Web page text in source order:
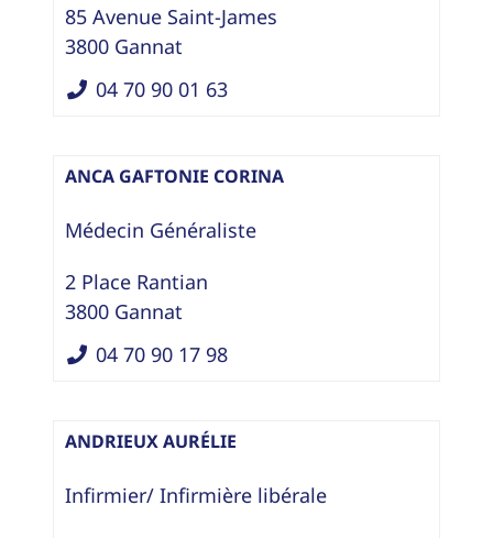
85 Avenue Saint-James
3800 Gannat
04 70 90 01 63
ANCA GAFTONIE CORINA
Médecin Généraliste
2 Place Rantian
3800 Gannat
04 70 90 17 98
ANDRIEUX AURÉLIE
Infirmier/ Infirmière libérale